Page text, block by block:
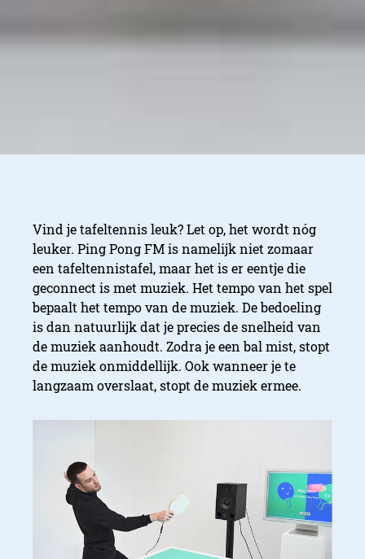
Vind je tafeltennis leuk? Let op, het wordt nóg
leuker. Ping Pong FM is namelijk niet zomaar
een tafeltennistafel, maar het is er eentje die
geconnect is met muziek. Het tempo van het spel
bepaalt het tempo van de muziek. De bedoeling
is dan natuurlijk dat je precies de snelheid van
de muziek aanhoudt. Zodra je een bal mist, stopt
de muziek onmiddellijk. Ook wanneer je te
langzaam overslaat, stopt de muziek ermee.